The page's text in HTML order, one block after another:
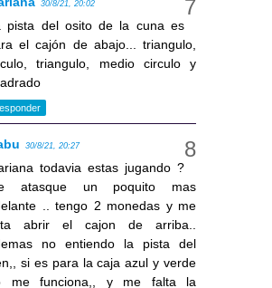
30/8/21, 20:02
pista del osito de la cuna es
el cajón de abajo... triangulo,
triangulo, medio circulo y
30/8/21, 20:27
todavia estas jugando ?
atasque un poquito mas
.. tengo 2 monedas y me
abrir el cajon de arriba..
no entiendo la pista del
si es para la caja azul y verde
me funciona,, y me falta la